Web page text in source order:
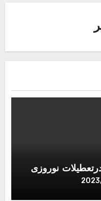
نوروزی